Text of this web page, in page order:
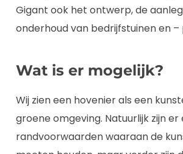
Gigant ook het ontwerp, de
onderhoud van bedrijfstuinen en –
Wat is er mogelijk?
Wij zien een hovenier als een
groene omgeving. Natuurlijk zijn
randvoorwaarden waaraan de